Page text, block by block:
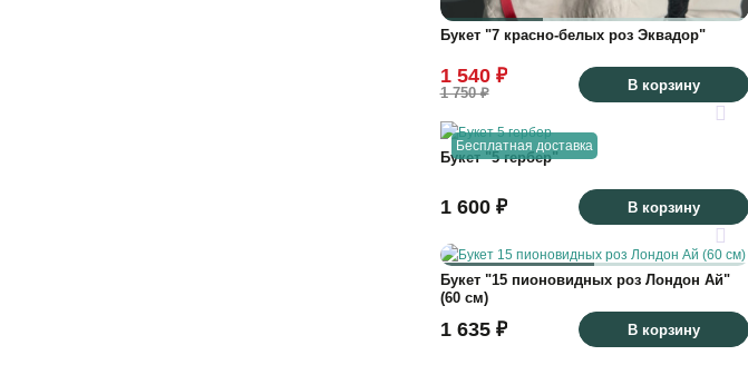
Букет "7 красно-белых роз Эквадор"
1 540 ₽
1 750 ₽ В корзину
Бесплатная доставка
Букет "5 гербер"
1 600 ₽ В корзину
Букет "15 пионовидных роз Лондон Ай"
(60 см)
1 635 ₽ В корзину